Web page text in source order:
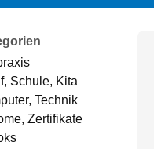
Schule, Kita
Technik
Zertifikate